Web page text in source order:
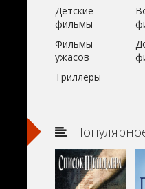
Детские
фильмы
Фильмы
ужасов
Триллеры